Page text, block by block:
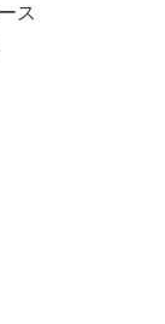
ス